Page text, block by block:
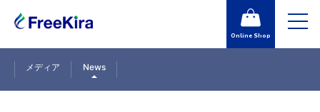
Online Shop
メディア News